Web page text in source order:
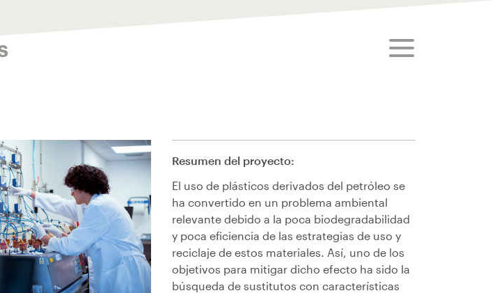
toggle menu
Resumen del proyecto:
El uso de plásticos derivados del petróleo se
ha convertido en un problema ambiental
relevante debido a la poca biodegradabilidad
y poca eficiencia de las estrategias de uso y
reciclaje de estos materiales. Así, uno de los
objetivos para mitigar dicho efecto ha sido la
búsqueda de sustitutos con características